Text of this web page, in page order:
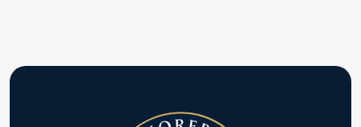
Apartamente de vanzare in Bucuresti P-ta Unirii
Apartamente de vanzare in Bucuresti Unirii